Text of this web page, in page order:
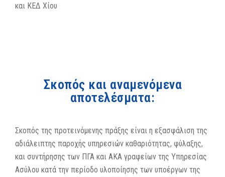
και ΚΕΔ Χίου
Σκοπός και αναμενόμενα
αποτελέσματα:
Σκοπός της προτεινόμενης πράξης είναι η εξασφάλιση της
αδιάλειπτης παροχής υπηρεσιών καθαριότητας, φύλαξης,
και συντήρησης των ΠΓΑ και ΑΚΑ γραφείων της Υπηρεσίας
Ασύλου κατά την περίοδο υλοποίησης των υποέργων της